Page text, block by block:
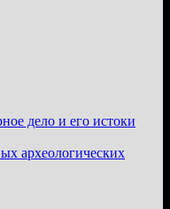
дело и его истоки
археологических